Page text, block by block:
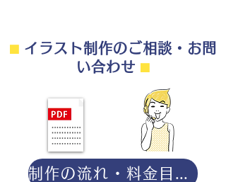
⬛︎イラスト制作のご相談・お問
い合わせ ⬛︎